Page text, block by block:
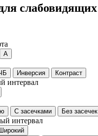
слабовидящих
A
Инверсия Контраст
интервал
С засечками Без засечек
интервал